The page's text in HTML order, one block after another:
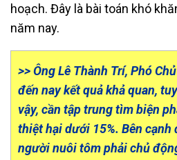
hoạch. Đây là bài toán khó
năm nay.
>> Ông Lê Thành Trí, Phó
đến nay kết quả khả quan,
vậy, cần tập trung tìm biện
thiệt hại dưới 15%. Bên
người nuôi tôm phải chủ